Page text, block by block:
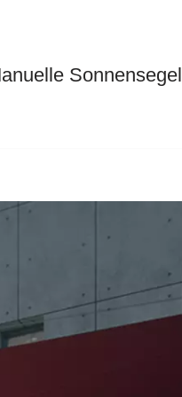
Sonnensegel